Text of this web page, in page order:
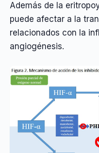
Además de la
puede afectar a la
relacionados con la
angiogénesis.